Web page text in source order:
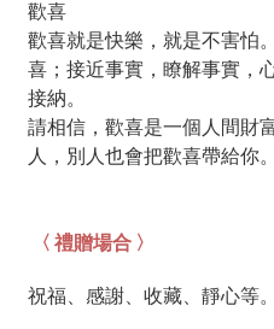
歡喜
歡喜就是快樂，就是不害怕
喜；接近事實，瞭解事實，
接納。
請相信，歡喜是一個人間財
人，別人也會把歡喜帶給你。
〈 禮贈場合 〉
祝福、感謝、收藏、靜心等。